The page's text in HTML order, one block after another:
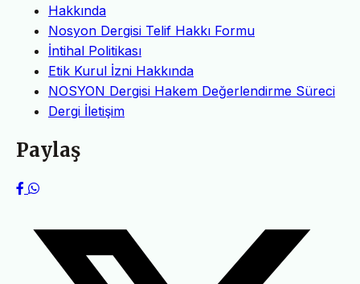
Hakkında
Nosyon Dergisi Telif Hakkı Formu
İntihal Politikası
Etik Kurul İzni Hakkında
NOSYON Dergisi Hakem Değerlendirme Süreci
Dergi İletişim
Paylaş